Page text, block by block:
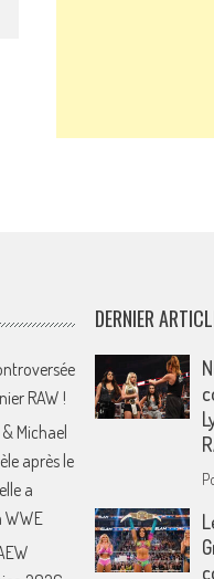
RAW !
Michael
après le
a
WWE
DERNIER